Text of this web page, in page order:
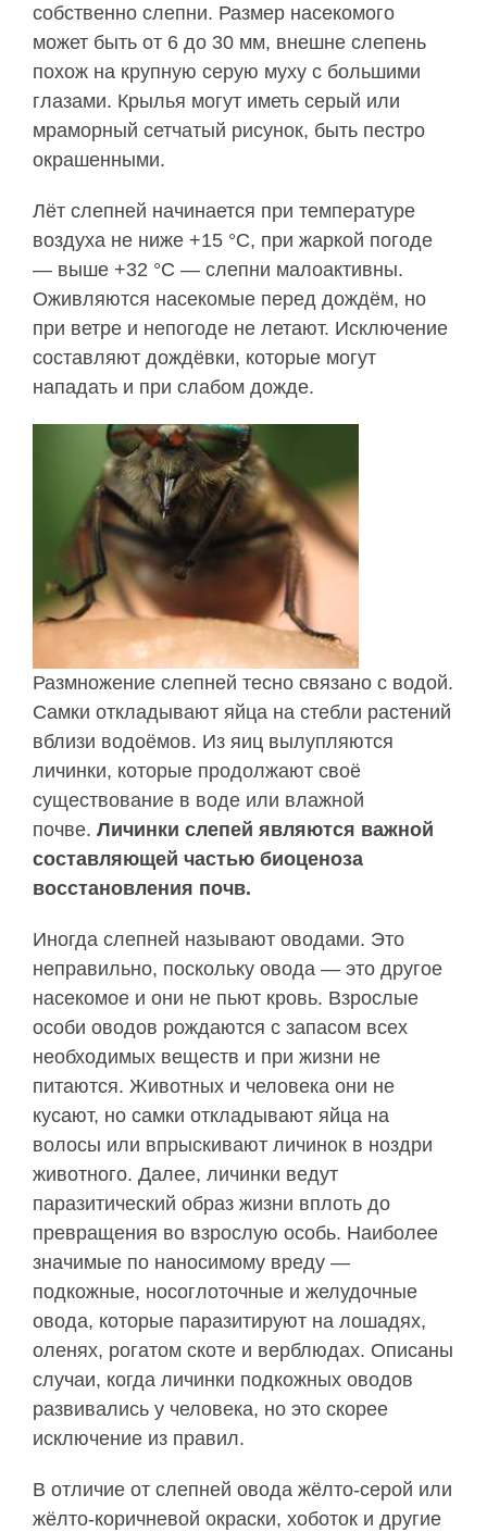
собственно слепни. Размер насекомого
может быть от 6 до 30 мм, внешне слепень
похож на крупную серую муху с большими
глазами. Крылья могут иметь серый или
мраморный сетчатый рисунок, быть пестро
окрашенными.
Лёт слепней начинается при температуре
воздуха не ниже +15 °C, при жаркой погоде
— выше +32 °C — слепни малоактивны.
Оживляются насекомые перед дождём, но
при ветре и непогоде не летают. Исключение
составляют дождёвки, которые могут
нападать и при слабом дожде.
Размножение слепней тесно связано с водой.
Самки откладывают яйца на стебли растений
вблизи водоёмов. Из яиц вылупляются
личинки, которые продолжают своё
существование в воде или влажной
почве. Личинки слепей являются важной
составляющей частью биоценоза
восстановления почв.
Иногда слепней называют оводами. Это
неправильно, поскольку овода — это другое
насекомое и они не пьют кровь. Взрослые
особи оводов рождаются с запасом всех
необходимых веществ и при жизни не
питаются. Животных и человека они не
кусают, но самки откладывают яйца на
волосы или впрыскивают личинок в ноздри
животного. Далее, личинки ведут
паразитический образ жизни вплоть до
превращения во взрослую особь. Наиболее
значимые по наносимому вреду —
подкожные, носоглоточные и желудочные
овода, которые паразитируют на лошадях,
оленях, рогатом скоте и верблюдах. Описаны
случаи, когда личинки подкожных оводов
развивались у человека, но это скорее
исключение из правил.
В отличие от слепней овода жёлто-серой или
жёлто-коричневой окраски, хоботок и другие